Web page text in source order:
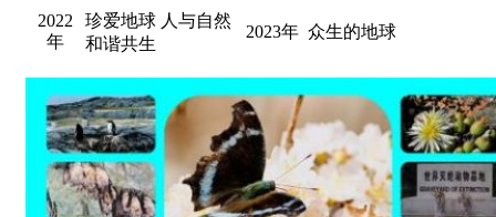
2022
年
珍爱地球 人与自然
和谐共生
2023年 众生的地球